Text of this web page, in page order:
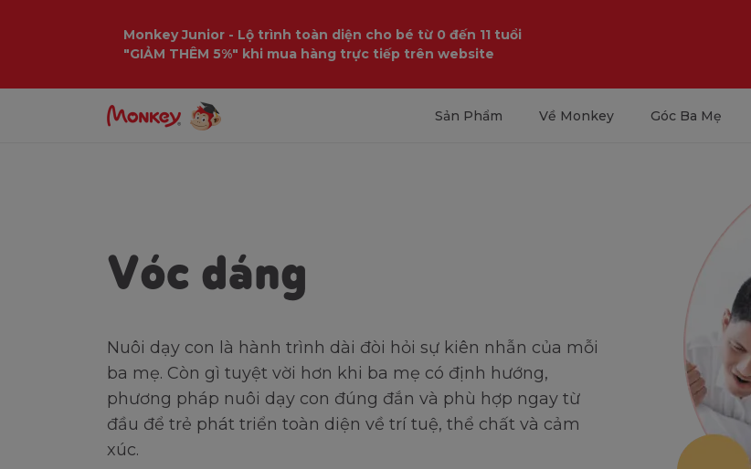
Monkey Junior - Lộ trình toàn diện cho bé từ 0 đến 11 tuổi
"GIẢM THÊM 5%" khi mua hàng trực tiếp trên website
Sản Phẩm Về Monkey Góc Ba Mẹ
Trang chủ Ba mẹ cần biết
Vóc dáng
Nuôi dạy con là hành trình dài đòi hỏi sự kiên nhẫn của mỗi
ba mẹ. Còn gì tuyệt vời hơn khi ba mẹ có định hướng,
phương pháp nuôi dạy con đúng đắn và phù hợp ngay từ
đầu để trẻ phát triển toàn diện về trí tuệ, thể chất và cảm
xúc.